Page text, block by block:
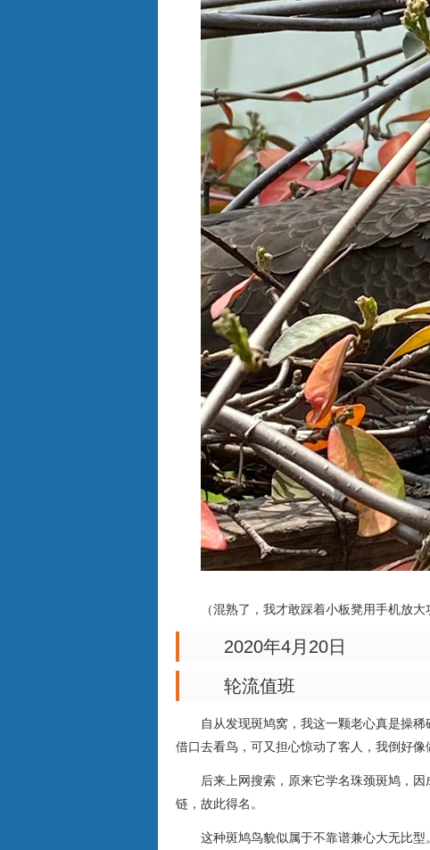
（混熟了，我才敢踩着小板凳用手机放
2020年4月20日
轮流值班
自从发现斑鸠窝，我这一颗老心真是操
借口去看鸟，可又担心惊动了客人，我倒好像
后来上网搜索，原来它学名珠颈斑鸠，
链，故此得名。
这种斑鸠鸟貌似属于不靠谱兼心大无比